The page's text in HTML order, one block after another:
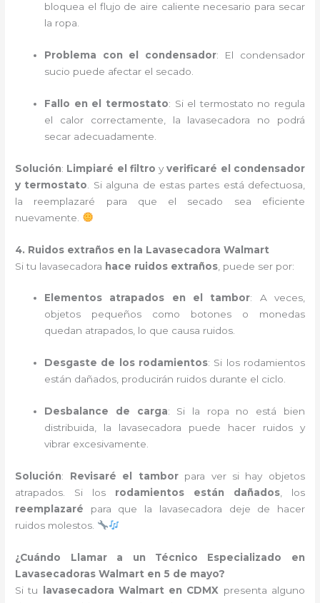
bloquea el flujo de aire caliente necesario para secar
la ropa.
Problema con el condensador: El condensador
sucio puede afectar el secado.
Fallo en el termostato: Si el termostato no regula
el calor correctamente, la lavasecadora no podrá
secar adecuadamente.
Solución: Limpiaré el filtro yverificaré el condensador
y termostato . Si alguna de estas partes está defectuosa,
la reemplazaré para que el secado sea eficiente
nuevamente.
4. Ruidos extraños en la Lavasecadora Walmart
Si tu lavasecadora hace ruidos extraños , puede ser por:
Elementos atrapados en el tambor: A veces,
objetos pequeños como botones o monedas
quedan atrapados, lo que causa ruidos.
Desgaste de los rodamientos: Si los rodamientos
están dañados, producirán ruidos durante el ciclo.
Desbalance de carga: Si la ropa no está bien
distribuida, la lavasecadora puede hacer ruidos y
vibrar excesivamente.
Solución: Revisaré el tamborpara ver si hay objetos
atrapados. Si los rodamientos están dañados, los
reemplazaré para que la lavasecadora deje de hacer
ruidos molestos.
¿Cuándo Llamar a un Técnico Especializado en
Lavasecadoras Walmart en 5 de mayo?
Si tu
lavasecadora Walmart en CDMX presenta alguno